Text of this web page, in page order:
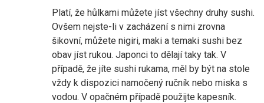
Platí, že hůlkami můžete jíst všechny druhy sushi.
Ovšem nejste-li v zacházení s nimi zrovna
šikovní, můžete nigiri, maki a temaki sushi bez
obav jíst rukou. Japonci to dělají taky tak. V
případě, že jíte sushi rukama, měl by být na stole
vždy k dispozici namočený ručník nebo miska s
vodou. V opačném případě použijte kapesník.